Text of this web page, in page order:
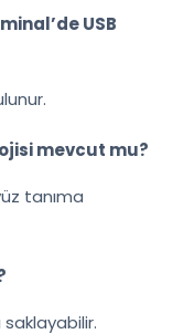
USB
mevcut mu?
tanıma
saklayabilir.